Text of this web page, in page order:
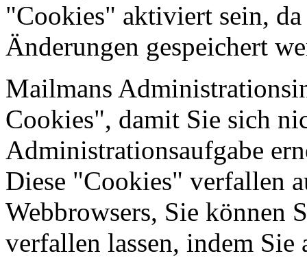
"Cookies" aktiviert sein,
Änderungen gespeichert
Mailmans
Cookies", damit Sie sich
Administrationsaufgabe
Diese "Cookies" verfallen
Webbrowsers, Sie können
verfallen lassen, indem